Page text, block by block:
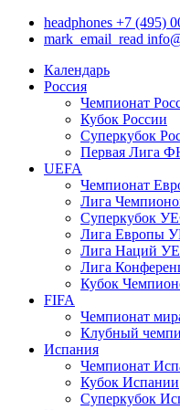
headphones +7 (495)
mark_email_read
Календарь
Россия
Чемпионат
Кубок России
Суперкубок
Первая Лига
UEFA
Чемпионат
Лига
Суперкубок
Лига Европы
Лига Наций
Лига
Кубок
FIFA
Чемпионат
Клубный
Испания
Чемпионат
Кубок Испании
Суперкубок